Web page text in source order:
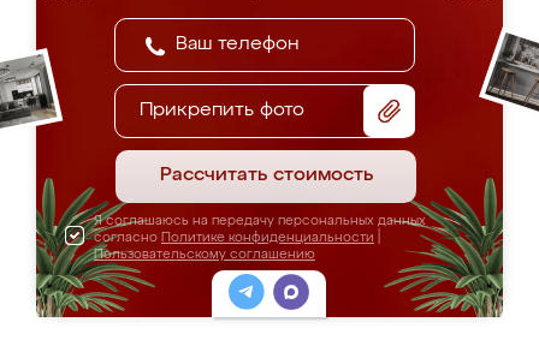
Прикрепить фото
Рассчитать стоимость
Я соглашаюсь на передачу персональных данных
согласно Политике конфиденциальности
Пользовательскому соглашению